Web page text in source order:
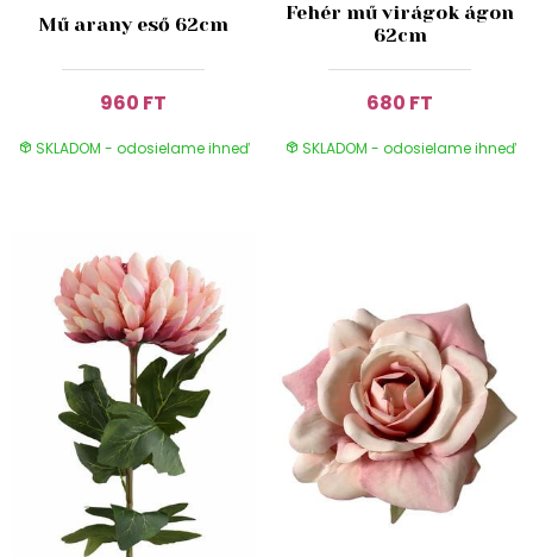
Mű arany eső 62cm
960 FT
SKLADOM - odosielame ihneď
Fehér mű virágok ágon
62cm
680 FT
SKLADOM - odosielame ihneď